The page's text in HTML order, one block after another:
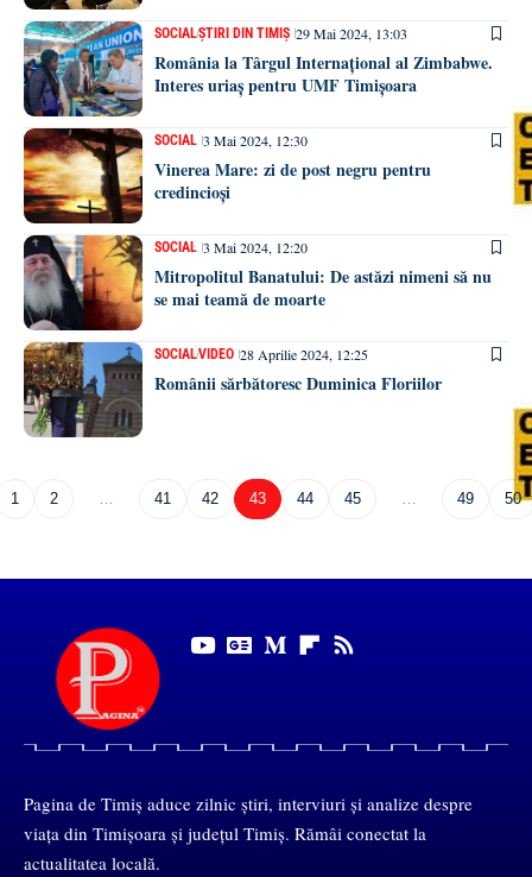
SOCIALȘTIRI DIN TIMIȘ 29 Mai 2024, 13:03
România la Târgul Internațional al Zimbabwe.
Interes uriaș pentru UMF Timișoara
SOCIAL 3 Mai 2024, 12:30
Vinerea Mare: zi de post negru pentru
credincioși
SOCIAL 3 Mai 2024, 12:20
Mitropolitul Banatului: De astăzi nimeni să nu
se mai teamă de moarte
SOCIALVIDEO 28 Aprilie 2024, 12:25
Românii sărbătoresc Duminica Floriilor
1 2 41 42 43 44 45 49 50
Pagina de Timiș aduce zilnic știri, interviuri și analize despre
viața din Timișoara și județul Timiș. Rămâi conectat la
actualitatea locală.